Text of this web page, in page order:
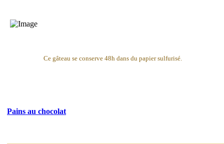
Ce gâteau se conserve 48h dans du papier sulfurisé.
Pains au chocolat